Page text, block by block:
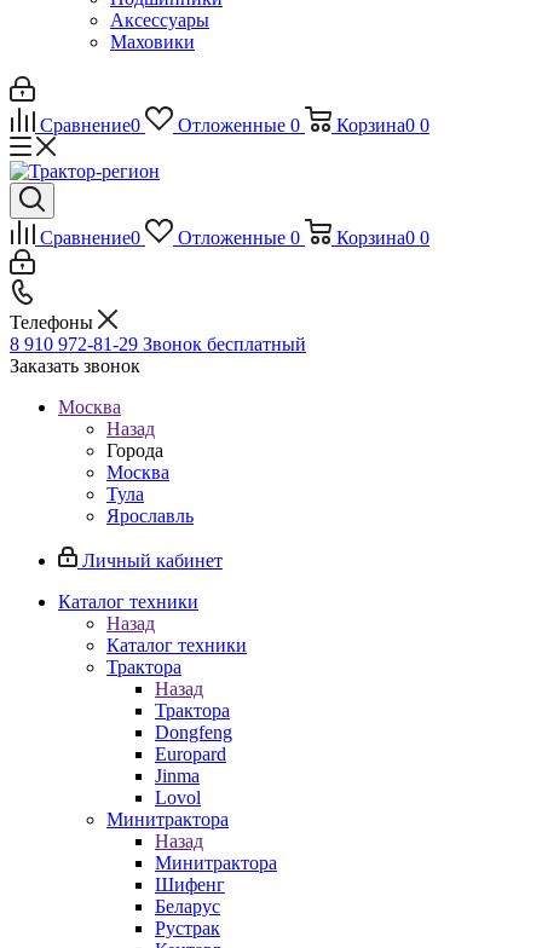
Аксессуары
Маховики
Сравнение0 Отложенные 0 Корзина0 0
Сравнение0 Отложенные 0 Корзина0 0
Телефоны
8 910 972-81-29 Звонок бесплатный
Заказать звонок
Москва
Назад
Города
Москва
Тула
Ярославль
Личный кабинет
Каталог техники
Назад
Каталог техники
Трактора
Назад
Трактора
Dongfeng
Europard
Jinma
Lovol
Минитрактора
Назад
Минитрактора
Шифенг
Беларус
Рустрак